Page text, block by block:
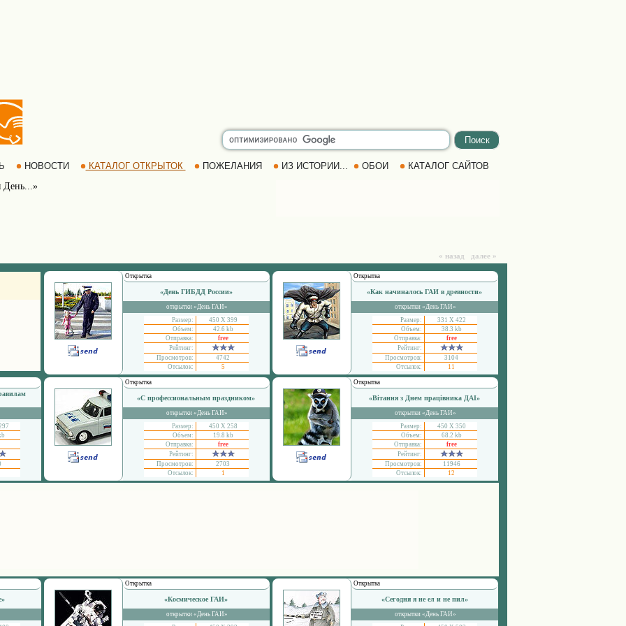
НОВОСТИ КАТАЛОГ ОТКРЫТОК ПОЖЕЛАНИЯ ИЗ ИСТОРИИ... ОБОИ
КАТАЛОГ САЙТОВ
День...»
« назад далее »
Открытка
«День ГИБДД России»
открытки «День ГАИ»
Размер:
450 Х 399
Объем:
42.6 kb
Отправка:
free
Рейтинг:
Просмотров:
4742
Отсылок:
5
Открытка
«Как начиналось ГАИ в древности»
открытки «День ГАИ»
Размер:
331 Х 422
Объем:
38.3 kb
Отправка:
free
Рейтинг:
Просмотров:
3104
Отсылок:
11
Открытка
«С профессиональным праздником»
открытки «День ГАИ»
Размер:
450 Х 258
Объем:
19.8 kb
Отправка:
free
Рейтинг:
Просмотров:
2703
Отсылок:
1
Открытка
«Вітання з Днем працівника ДАІ»
открытки «День ГАИ»
Размер:
450 Х 350
Объем:
68.2 kb
Отправка:
free
Рейтинг:
Просмотров:
11946
Отсылок:
12
Открытка
«Космическое ГАИ»
открытки «День ГАИ»
Открытка
«Сегодня я не ел и не пил»
открытки «День ГАИ»